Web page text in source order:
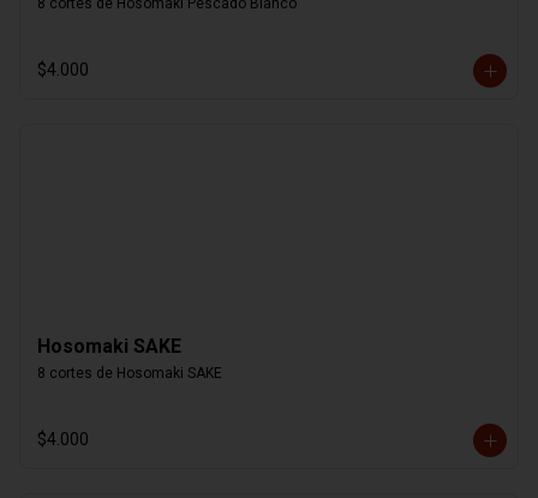
$4.000
Hosomaki SAKE
8 cortes de Hosomaki SAKE
$4.000